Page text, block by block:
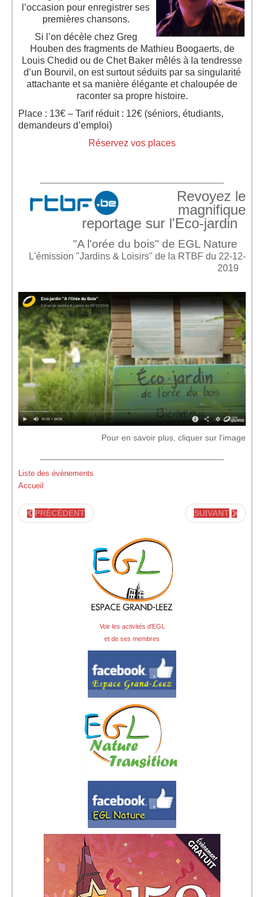
l’occasion pour enregistrer ses
premières chansons.
Si l’on décèle chez Greg
Houben des fragments de Mathieu Boogaerts, de
Louis Chedid ou de Chet Baker mêlés à la tendresse
d’un Bourvil, on est surtout séduits par sa singularité
attachante et sa manière élégante et chaloupée de
raconter sa propre histoire.
Place : 13€ – Tarif réduit : 12€ (séniors, étudiants,
demandeurs d’emploi)
Réservez vos places
Revoyez le
magnifique
reportage sur l'Eco-jardin
"A l'orée du bois" de EGL Nature
L'émission "Jardins & Loisirs" de la RTBF du 22-12-
2019
Pour en savoir plus, cliquer sur l'image
Liste des évènements
Accueil
PRÉCÉDENT SUIVANT
Voir les activités d'EGL
et de ses membres